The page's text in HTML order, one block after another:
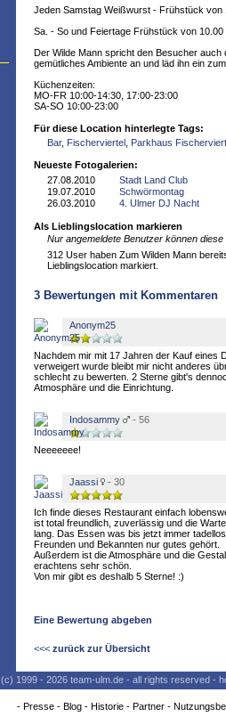
Jeden Samstag Weißwurst - Frühstück von
Sa. - So und Feiertage Frühstück von 10.00
Der Wilde Mann spricht den Besucher auch
gemütliches Ambiente an und läd ihn ein zum
Küchenzeiten:
MO-FR 10:00-14:30, 17:00-23:00
SA-SO 10:00-23:00
Für diese Location hinterlegte Tags:
Bar, Fischerviertel Parkhaus
Neueste Fotogalerien:
27.08.2010
Stadt Land Club
19.07.2010
Schwörmontag
26.03.2010
4. Ulmer DJ Nacht
Als Lieblingslocation markieren
Nur angemeldete Benutzer können diese
312 User haben Zum Wilden Mann
Lieblingslocation markiert.
3 Bewertungen mit Kommentaren
Anonym25
Nachdem mir mit 17 Jahren der Kauf eines
verweigert wurde bleibt mir nicht anderes
schlecht zu bewerten. 2 Sterne gibt's
Atmosphäre und die Einrichtung.
Indosammy - 56
Neeeeeee!
Jaassi - 30
Ich finde dieses Restaurant einfach
ist total freundlich, zuverlässig und die
lang. Das Essen was bis jetzt immer
Freunden und Bekannten nur gutes gehört.
Außerdem ist die Atmosphäre und die
erachtens sehr schön.
Von mir gibt es deshalb 5 Sterne! :)
Eine Bewertung abgeben
<<< zurück zur Übersicht
(c) 1999 - 2026 team-ulm.de - all rights reserved -
- Presse- Blog- Historie- Partner-